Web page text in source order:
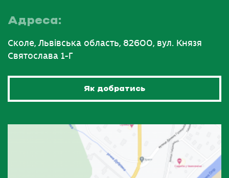
Адреса:
Сколе, Львівська область, 82600, вул. Князя
Святослава 1-Г
Як добратись